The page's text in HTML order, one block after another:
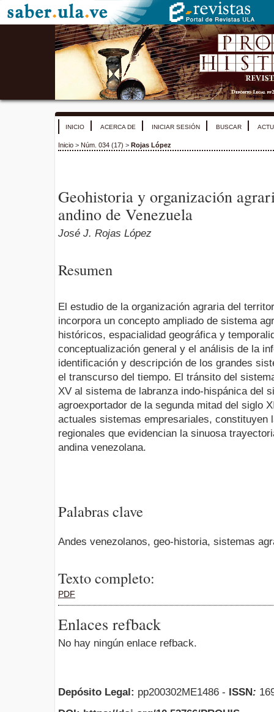
INICIO ACERCA DE INICIAR SESIÓN BUSCAR
Inicio > Núm. 034 (17) > Rojas López
Geohistoria y organización
andino de Venezuela
José J. Rojas López
Resumen
El estudio de la organización agraria del
incorpora un concepto ampliado de sistema
históricos, espacialidad geográfica y
conceptualización general y el análisis de la
identificación y descripción de los grandes
el transcurso del tiempo. El tránsito del
XV al sistema de labranza indo-hispánica del
agroexportador de la segunda mitad del siglo
actuales sistemas empresariales, constituyen
regionales que evidencian la sinuosa
andina venezolana.
Palabras clave
Andes venezolanos, geo-historia, sistemas
Texto completo:
PDF
Enlaces refback
No hay ningún enlace refback.
Depósito Legal: pp200302ME1486 - ISSN: